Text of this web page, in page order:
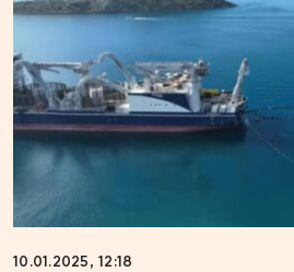
10.01.2025, 12:18